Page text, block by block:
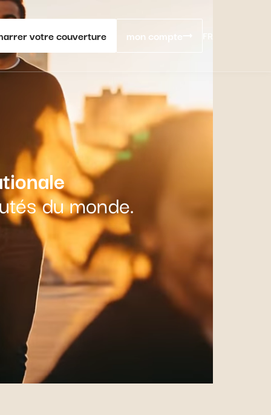
votre couverture mon compte
du monde.